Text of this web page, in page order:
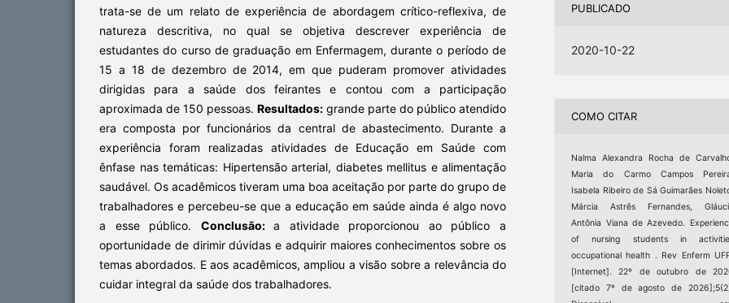
trata-se de um relato de experiência de abordagem crítico-reflexiva, de
natureza descritiva, no qual se objetiva descrever experiência de
estudantes do curso de graduação em Enfermagem, durante o período de
15 a 18 de dezembro de 2014, em que puderam promover atividades
dirigidas para a saúde dos feirantes e contou com a participação
aproximada de 150 pessoas. Resultados: grande parte do público atendido
era composta por funcionários da central de abastecimento. Durante a
experiência foram realizadas atividades de Educação em Saúde com
ênfase nas temáticas: Hipertensão arterial, diabetes mellitus e alimentação
saudável. Os acadêmicos tiveram uma boa aceitação por parte do grupo de
trabalhadores e percebeu-se que a educação em saúde ainda é algo novo
a esse público. Conclusão:a atividade proporcionou ao público a
oportunidade de dirimir dúvidas e adquirir maiores conhecimentos sobre os
temas abordados. E aos acadêmicos, ampliou a visão sobre a relevância do
cuidar integral da saúde dos trabalhadores.
PUBLICADO
2020-10-22
COMO CITAR
Nalma Alexandra Rocha de
Maria do Carmo Campos
Isabela Ribeiro de Sá Guimarães
Márcia Astrês Fernandes,
Antônia Viana de Azevedo.
of nursing students in
occupational health . Rev Enferm
[Internet]. 22º de outubro de
[citado 7º de agosto de